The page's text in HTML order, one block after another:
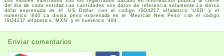
del dia de cada entidad.Las cantidades son datos de referencia solamente.La divisa
dolar expresada es el 'US Dollar' con el codigo ISO4217 alfabetico 'USD ' y el
numerico '840'.La divisa peso expresada es el 'Mexican New Peso' con el codigo
ISO4217 alfabetico ' MXN ' y el numerico '484'.
Enviar comentarios